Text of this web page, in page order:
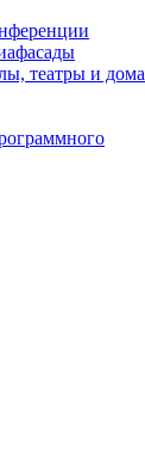
театры и дома